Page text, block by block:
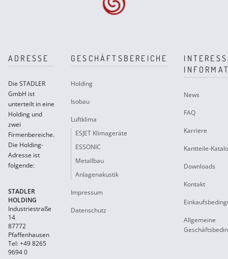
ADRESSE
Die STADLER
GmbH ist
unterteilt in eine
Holding und
zwei
Firmenbereiche.
Die Holding-
Adresse ist
folgende:
STADLER
HOLDING
Industriestraße
14
87772
Pfaffenhausen
Tel: +49 8265
9694 0
GESCHÄFTSBEREICHE
Holding
Isobau
Luftklima
ESJET Klimageräte
ESSONIC
Metallbau
Anlagenakustik
Impressum
Datenschutz
News
FAQ
Karriere
Kantteile-
Downloads
Kontakt
Allgemeine